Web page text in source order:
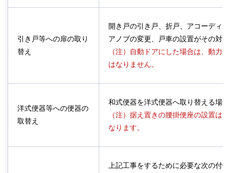
引き戸等への扉の取り
替え
開き戸の引き戸、折戸、アコーディ
アノブの変更、戸車の設置がその対
（注）自動ドアにした場合は、動力
はなりません。
洋式便器等への便器の
取替え
和式便器を洋式便器へ取り替える場
（注）据え置きの腰掛便座の設置は
なります。
上記工事をするために必要な次の付